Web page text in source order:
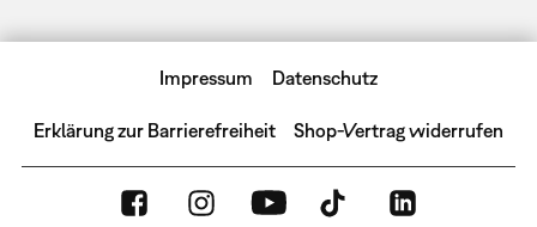
Impressum Datenschutz
Erklärung zur Barrierefreiheit Shop-Vertrag widerrufen